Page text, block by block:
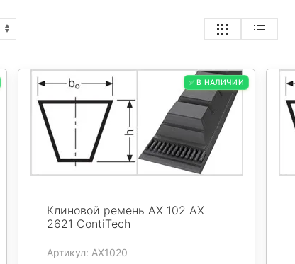
✅ В НАЛИЧИИ
Клиновой ремень AX 102 AX
2621 ContiTech
Артикул: AX1020